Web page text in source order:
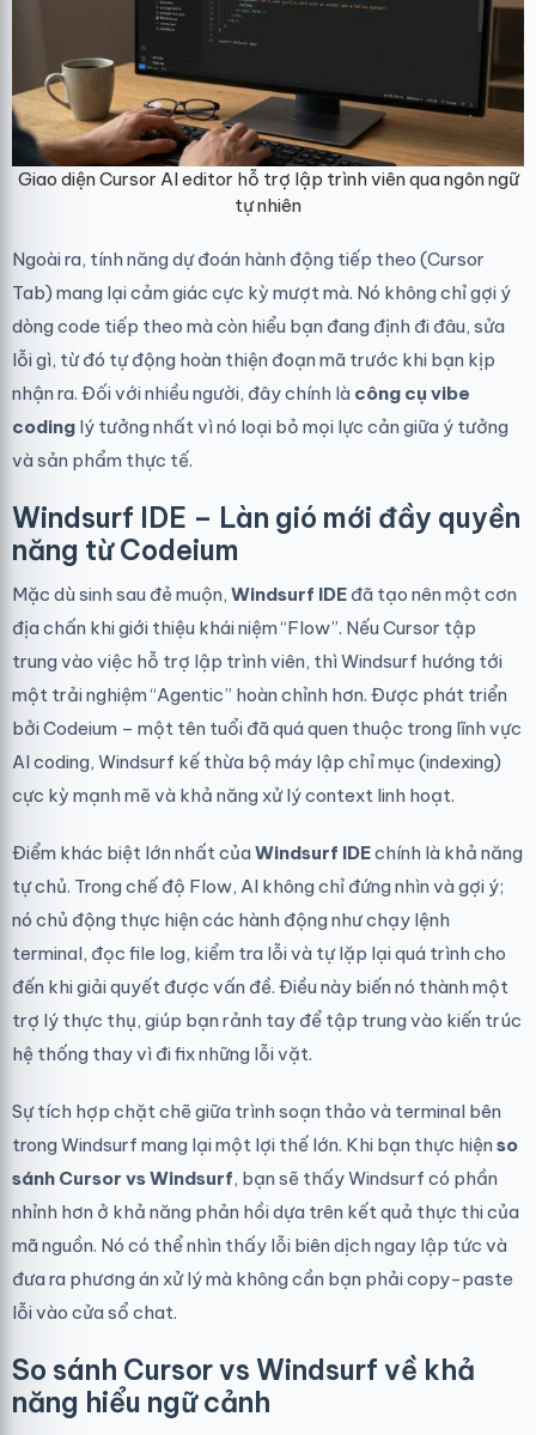
Giao diện Cursor AI editor hỗ trợ lập trình viên qua ngôn ngữ
tự nhiên
Ngoài ra, tính năng dự đoán hành động tiếp theo (Cursor
Tab) mang lại cảm giác cực kỳ mượt mà. Nó không chỉ gợi ý
dòng code tiếp theo mà còn hiểu bạn đang định đi đâu, sửa
lỗi gì, từ đó tự động hoàn thiện đoạn mã trước khi bạn kịp
nhận ra. Đối với nhiều người, đây chính là công cụ vibe
coding lý tưởng nhất vì nó loại bỏ mọi lực cản giữa ý tưởng
và sản phẩm thực tế.
Windsurf IDE – Làn gió mới đầy quyền
năng từ Codeium
Mặc dù sinh sau đẻ muộn, Windsurf IDE đã tạo nên một cơn
địa chấn khi giới thiệu khái niệm “Flow”. Nếu Cursor tập
trung vào việc hỗ trợ lập trình viên, thì Windsurf hướng tới
một trải nghiệm “Agentic” hoàn chỉnh hơn. Được phát triển
bởi Codeium – một tên tuổi đã quá quen thuộc trong lĩnh vực
AI coding, Windsurf kế thừa bộ máy lập chỉ mục (indexing)
cực kỳ mạnh mẽ và khả năng xử lý context linh hoạt.
Điểm khác biệt lớn nhất của Windsurf IDEchính là khả năng
tự chủ. Trong chế độ Flow, AI không chỉ đứng nhìn và gợi ý;
nó chủ động thực hiện các hành động như chạy lệnh
terminal, đọc file log, kiểm tra lỗi và tự lặp lại quá trình cho
đến khi giải quyết được vấn đề. Điều này biến nó thành một
trợ lý thực thụ, giúp bạn rảnh tay để tập trung vào kiến trúc
hệ thống thay vì đi fix những lỗi vặt.
Sự tích hợp chặt chẽ giữa trình soạn thảo và terminal bên
trong Windsurf mang lại một lợi thế lớn. Khi bạn thực hiện so
sánh Cursor vs Windsurf, bạn sẽ thấy Windsurf có phần
nhỉnh hơn ở khả năng phản hồi dựa trên kết quả thực thi của
mã nguồn. Nó có thể nhìn thấy lỗi biên dịch ngay lập tức và
đưa ra phương án xử lý mà không cần bạn phải copy-paste
lỗi vào cửa sổ chat.
So sánh Cursor vs Windsurf về khả
năng hiểu ngữ cảnh